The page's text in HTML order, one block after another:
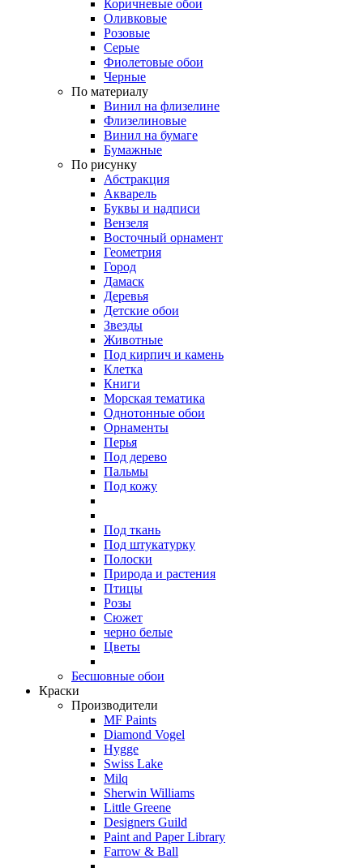
Коричневые обои
Оливковые
Розовые
Серые
Фиолетовые обои
Черные
По материалу
Винил на флизелине
Флизелиновые
Винил на бумаге
Бумажные
По рисунку
Абстракция
Акварель
Буквы и надписи
Вензеля
Восточный орнамент
Геометрия
Город
Дамаск
Деревья
Детские обои
Звезды
Животные
Под кирпич и камень
Клетка
Книги
Морская тематика
Однотонные обои
Орнаменты
Перья
Под дерево
Пальмы
Под кожу
Под ткань
Под штукатурку
Полоски
Природа и растения
Птицы
Розы
Сюжет
черно белые
Цветы
Бесшовные обои
Краски
Производители
MF Paints
Diamond Vogel
Hygge
Swiss Lake
Milq
Sherwin Williams
Little Greene
Designers Guild
Paint and Paper Library
Farrow & Ball